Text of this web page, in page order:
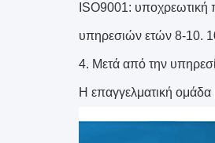
ISO9001: υποχρεωτική
υπηρεσιών ετών 8-10.
4. Μετά από την
Η επαγγελματική ομάδα